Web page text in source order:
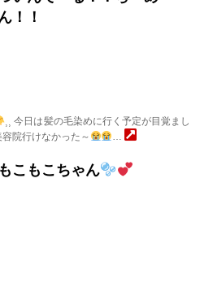
ん！！
⸒⸒ 今日は髪の毛染めに行く予定が目覚まし
院行けなかった～
…
もこもこちゃん